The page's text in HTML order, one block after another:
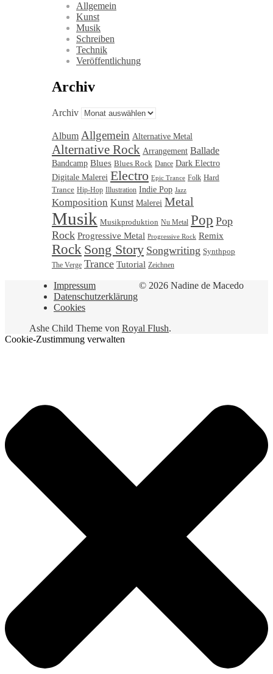
Allgemein
Kunst
Musik
Schreiben
Technik
Veröffentlichung
Archiv
Archiv
Album Allgemein Alternative Metal
Alternative Rock Arrangement Ballade
Bandcamp Blues Blues Rock Dance Dark Electro
Digitale Malerei Electro Epic Trance Folk Hard
Trance Hip-Hop Illustration Indie Pop Jazz
Komposition Kunst Malerei Metal
Musik Musikproduktion Nu Metal Pop Pop
Rock Progressive Metal Progressive Rock Remix
Rock Song Story Songwriting Synthpop
The Verge Trance Tutorial Zeichnen
© 2026 Nadine de Macedo
Impressum
Datenschutzerklärung
Cookies
Ashe Child Theme von Royal Flush.
Cookie-Zustimmung verwalten